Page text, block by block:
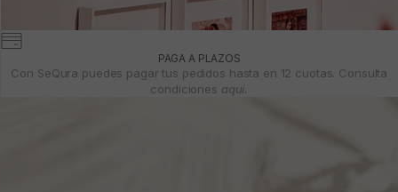
PAGA A PLAZOS
Con SeQura puedes pagar tus pedidos hasta en 12 cuotas. Consulta
condiciones aquí.